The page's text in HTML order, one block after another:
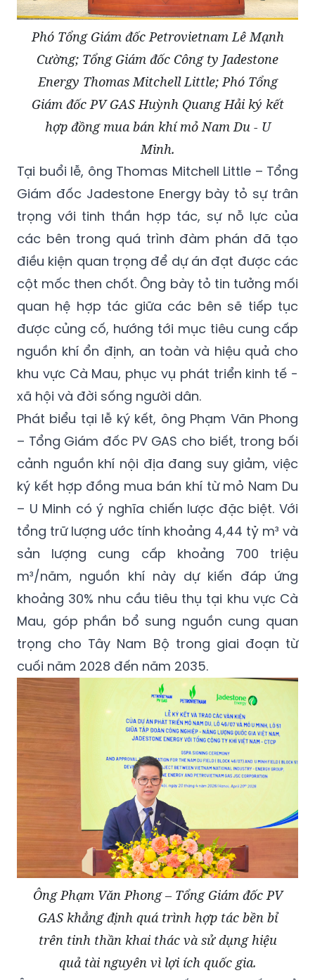
Phó Tổng Giám đốc Petrovietnam Lê Mạnh
Cường; Tổng Giám đốc Công ty Jadestone
Energy Thomas Mitchell Little; Phó Tổng
Giám đốc PV GAS Huỳnh Quang Hải ký kết
hợp đồng mua bán khí mỏ Nam Du - U
Minh.
Tại buổi lễ, ông Thomas Mitchell Little – Tổng
Giám đốc Jadestone Energy bày tỏ sự trân
trọng với tinh thần hợp tác, sự nỗ lực của
các bên trong quá trình đàm phán đã tạo
điều kiện quan trọng để dự án đạt được các
cột mốc then chốt. Ông bày tỏ tin tưởng mối
quan hệ hợp tác giữa các bên sẽ tiếp tục
được củng cố, hướng tới mục tiêu cung cấp
nguồn khí ổn định, an toàn và hiệu quả cho
khu vực Cà Mau, phục vụ phát triển kinh tế -
xã hội và đời sống người dân.
Phát biểu tại lễ ký kết, ông Phạm Văn Phong
– Tổng Giám đốc PV GAS cho biết, trong bối
cảnh nguồn khí nội địa đang suy giảm, việc
ký kết hợp đồng mua bán khí từ mỏ Nam Du
– U Minh có ý nghĩa chiến lược đặc biệt. Với
tổng trữ lượng ước tính khoảng 4,44 tỷ m³ và
sản lượng cung cấp khoảng 700 triệu
m³/năm, nguồn khí này dự kiến đáp ứng
khoảng 30% nhu cầu tiêu thụ tại khu vực Cà
Mau, góp phần bổ sung nguồn cung quan
trọng cho Tây Nam Bộ trong giai đoạn từ
cuối năm 2028 đến năm 2035.
Ông Phạm Văn Phong – Tổng Giám đốc PV
GAS khẳng định quá trình hợp tác bền bỉ
trên tinh thần khai thác và sử dụng hiệu
quả tài nguyên vì lợi ích quốc gia.